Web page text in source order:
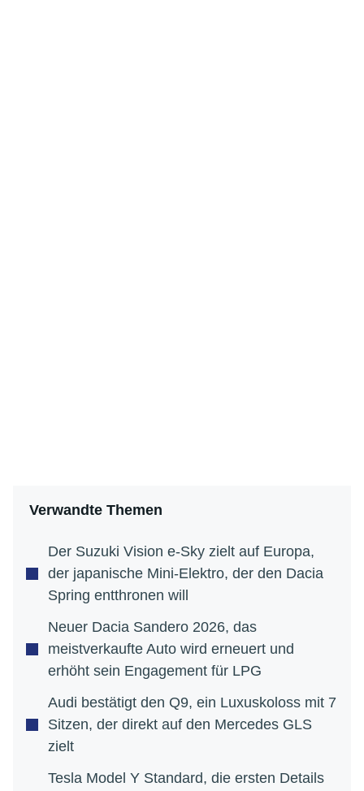
Verwandte Themen
Der Suzuki Vision e-Sky zielt auf Europa,
der japanische Mini-Elektro, der den Dacia
Spring entthronen will
Neuer Dacia Sandero 2026, das
meistverkaufte Auto wird erneuert und
erhöht sein Engagement für LPG
Audi bestätigt den Q9, ein Luxuskoloss mit 7
Sitzen, der direkt auf den Mercedes GLS
zielt
Tesla Model Y Standard, die ersten Details